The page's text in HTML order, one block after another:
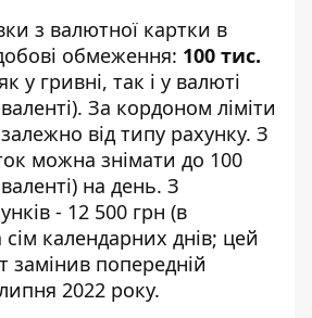
з валютної картки в
обмеження: 100 тис.
у гривні, так і у валюті
За кордоном ліміти
від типу рахунку. З
можна знімати до 100
на день. З
- 12 500 грн (в
сім календарних днів; цей
замінив попередній
2022 року.